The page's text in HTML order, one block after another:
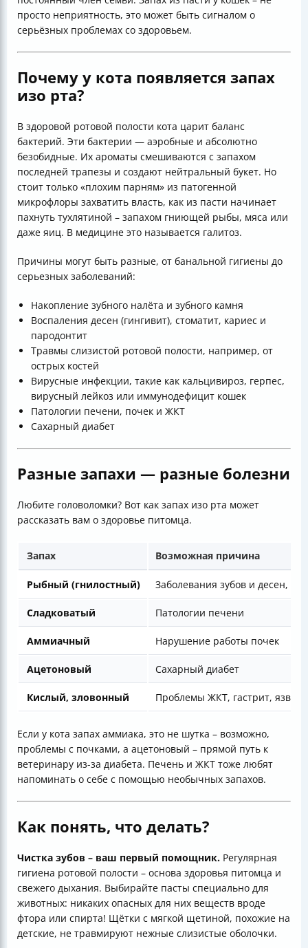
просто неприятность, это может быть сигналом о
серьёзных проблемах со здоровьем.
Почему у кота появляется запах
изо рта?
В здоровой ротовой полости кота царит баланс
бактерий. Эти бактерии — аэробные и абсолютно
безобидные. Их ароматы смешиваются с запахом
последней трапезы и создают нейтральный букет. Но
стоит только «плохим парням» из патогенной
микрофлоры захватить власть, как из пасти начинает
пахнуть тухлятиной – запахом гниющей рыбы, мяса или
даже яиц. В медицине это называется галитоз.
Причины могут быть разные, от банальной гигиены до
серьезных заболеваний:
Накопление зубного налёта и зубного камня
Воспаления десен (гингивит), стоматит, кариес и
пародонтит
Травмы слизистой ротовой полости, например, от
острых костей
Вирусные инфекции, такие как кальцивироз, герпес,
вирусный лейкоз или иммунодефицит кошек
Патологии печени, почек и ЖКТ
Сахарный диабет
Разные запахи — разные болезни
Любите головоломки? Вот как запах изо рта может
рассказать вам о здоровье питомца.
Запах Возможная причина
Рыбный (гнилостный) Заболевания зубов и десен,
Сладковатый Патологии печени
Аммиачный Нарушение работы почек
Ацетоновый Сахарный диабет
Кислый, зловонный Проблемы ЖКТ, гастрит, язвы,
Если у кота запах аммиака, это не шутка – возможно,
проблемы с почками, а ацетоновый – прямой путь к
ветеринару из-за диабета. Печень и ЖКТ тоже любят
напоминать о себе с помощью необычных запахов.
Как понять, что делать?
Чистка зубов – ваш первый помощник. Регулярная
гигиена ротовой полости – основа здоровья питомца и
свежего дыхания. Выбирайте пасты специально для
животных: никаких опасных для них веществ вроде
фтора или спирта! Щётки с мягкой щетиной, похожие на
детские, не травмируют нежные слизистые оболочки.